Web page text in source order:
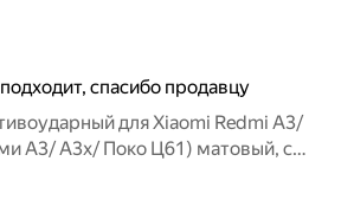
спасибо продавцу
для Xiaomi Redmi A3/
А3/ А3х/ Поко Ц61) матовый, с